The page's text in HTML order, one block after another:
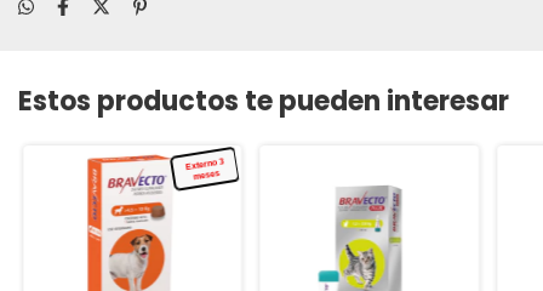
Estos productos te pueden interesar
Externo 3
meses